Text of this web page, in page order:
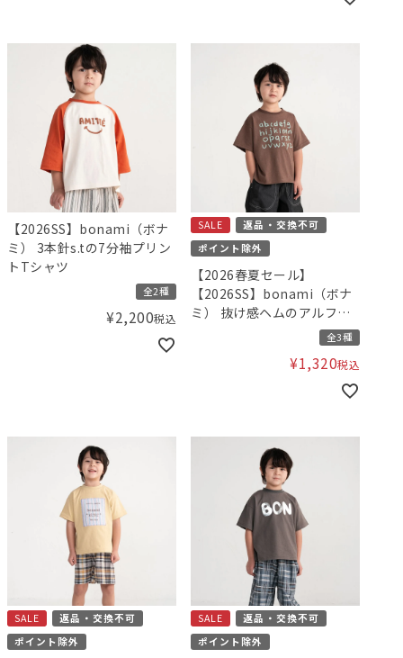
【2026SS】bonami（ボナ
ミ） 3本針s.tの7分袖プリン
トTシャツ
全2種
¥2,200税込
SALE
返品・交換不可
ポイント除外
【2026春夏セール】
【2026SS】bonami（ボナ
ミ） 抜け感ヘムのアルファ
全3種
¥1,320税込
SALE
返品・交換不可
ポイント除外
SALE
返品・交換不可
ポイント除外